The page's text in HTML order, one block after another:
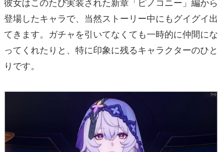
登場したキャラで、当然ストーリー中にもグイグイ出
てきます。ガチャを引いてなくても一時的に仲間にな
ってくれたりと、特に印象に残るキャラクターのひと
りです。